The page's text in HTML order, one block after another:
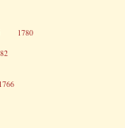
1780
1766